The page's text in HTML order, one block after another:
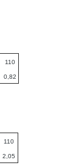
110
0,82
110
2,05